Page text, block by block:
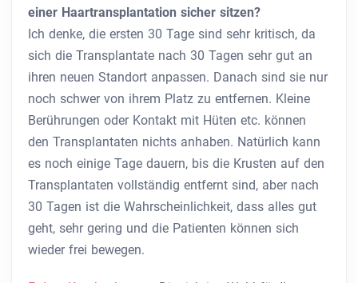
einer Haartransplantation sicher sitzen?
Ich denke, die ersten 30 Tage sind sehr kritisch, da
sich die Transplantate nach 30 Tagen sehr gut an
ihren neuen Standort anpassen. Danach sind sie nur
noch schwer von ihrem Platz zu entfernen. Kleine
Berührungen oder Kontakt mit Hüten etc. können
den Transplantaten nichts anhaben. Natürlich kann
es noch einige Tage dauern, bis die Krusten auf den
Transplantaten vollständig entfernt sind, aber nach
30 Tagen ist die Wahrscheinlichkeit, dass alles gut
geht, sehr gering und die Patienten können sich
wieder frei bewegen.